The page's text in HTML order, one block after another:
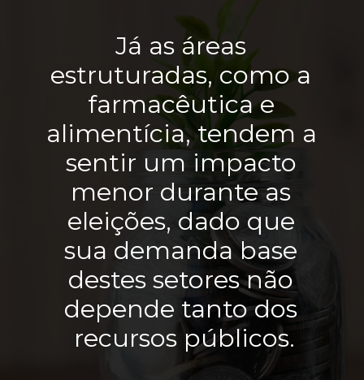
Já as áreas
estruturadas, como a
farmacêutica e
alimentícia, tendem a
sentir um impacto
menor durante as
eleições, dado que
sua demanda base
destes setores não
depende tanto dos
recursos públicos.